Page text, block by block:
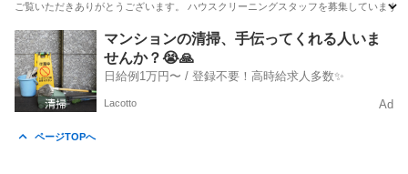
ご覧いただきありがとうございます。 ハウスクリーニングスタッフを募集していま
東京 足立区 北千住駅 清掃 時給
マンションの清掃、手伝ってくれる人いま
せんか？😭🙏
日給例1万円〜 / 登録不要！高時給求人多数✨
Lacotto Ad
ページTOPへ